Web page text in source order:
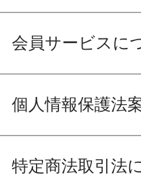
会員サービスに
個人情報保護法
特定商法取引法